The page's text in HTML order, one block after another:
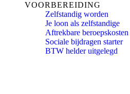
VOORBEREIDING
Zelfstandig worden
Je loon als zelfstandige
Aftrekbare beroepskosten
Sociale bijdragen starter
BTW helder uitgelegd